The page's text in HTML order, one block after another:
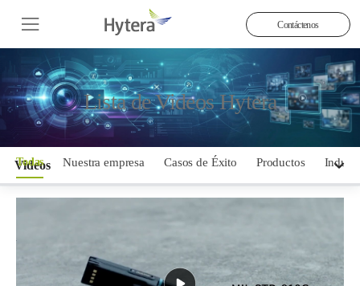
Contáctenos
Lista de Videos Hytera
Todas Nuestra empresa Casos de Éxito Productos